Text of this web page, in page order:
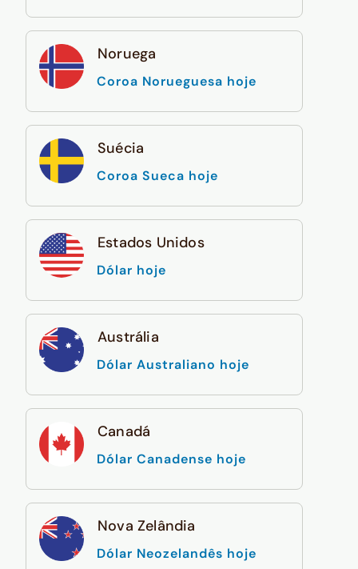
Noruega
Coroa Norueguesa hoje
Suécia
Coroa Sueca hoje
Estados Unidos
Dólar hoje
Austrália
Dólar Australiano hoje
Canadá
Dólar Canadense hoje
Nova Zelândia
Dólar Neozelandês hoje